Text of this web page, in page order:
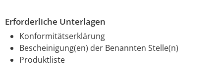
Erforderliche Unterlagen
Konformitätserklärung
Bescheinigung(en) der Benannten Stelle(n)
Produktliste